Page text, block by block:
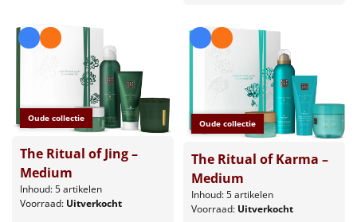
Oude collectie
The Ritual of Jing –
Medium
Inhoud: 5 artikelen
Voorraad: Uitverkocht
Oude collectie
The Ritual of Karma –
Medium
Inhoud: 5 artikelen
Voorraad: Uitverkocht